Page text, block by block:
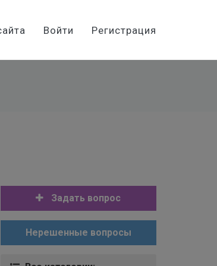
Войти Регистрация
Задать вопрос
Нерешенные вопросы